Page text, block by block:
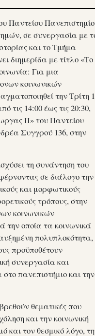
Παντείου
σε συνεργασία με
και το Τμήμα
διημερίδα με τίτλο «Το
Για μια
κοινωνικών
την Τρίτη
τις 14:00 έως τις 20:30,
ΙΙ» του Παντείου
Συγγρού 136, στην
τη συνάντηση του
σε διάλογο την
και μορφωτικούς
τρόπους, στην
κοινωνικών
την οποία τα κοινωνικά
πολυπλοκότητα,
προϋποθέτουν
συνεργασία και
πανεπιστήμιο και την
θεματικές που
και την κοινωνική
και τον θεσμικό λόγο,